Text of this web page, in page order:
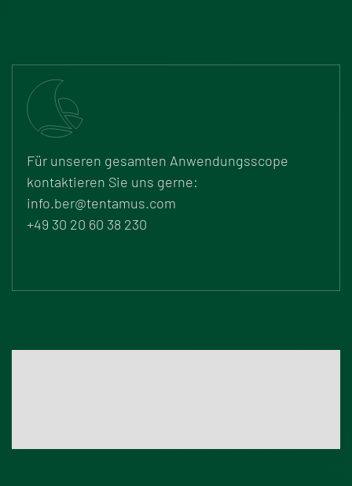
Für unseren gesamten Anwendungsscope
kontaktieren Sie uns gerne:
info.ber@tentamus.com
+49 30 20 60 38 230